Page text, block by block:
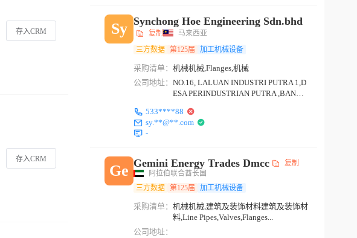
存入CRM
存入CRM
Sy Synchong Hoe Engineering Sdn.bhd
复制
马来西亚
三方数据 第125届 加工机械设备
采购清单：机械机械,Flanges,机械
公司地址：NO.16, LALUAN INDUSTRI PUTRA 1,D
ESA PERINDUSTRIAN PUTRA ,BANDA
533****88
sy.**@**.com
-
Ge Gemini Energy Trades Dmcc
复制
阿拉伯联合酋长国
三方数据 第125届 加工机械设备
采购清单：机械机械,建筑及装饰材料建筑及装饰材
料,Line Pipes,Valves,Flanges...
公司地址：